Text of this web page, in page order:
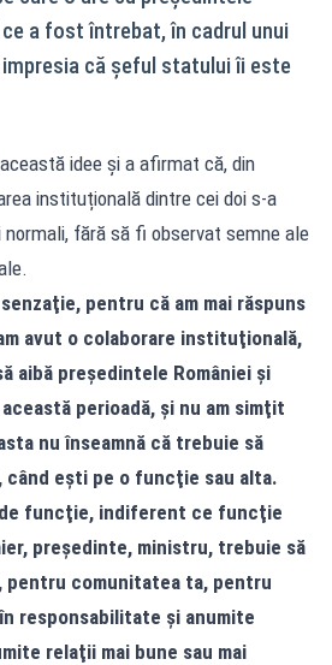
ce a fost întrebat, în cadrul unui
că șeful statului îi este
idee și a afirmat că, din
instituțională dintre cei doi s-a
fără să fi observat semne ale
pentru că am mai răspuns
avut o colaborare instituţională,
aibă preşedintele României şi
perioadă, şi nu am simţit
nu înseamnă că trebuie să
când eşti pe o funcţie sau alta.
funcţie, indiferent ce funcţie
preşedinte, ministru, trebuie să
comunitatea ta, pentru
responsabilitate şi anumite
relaţii mai bune sau mai